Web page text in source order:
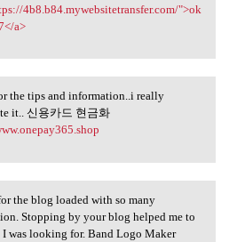
4b8.b84.mywebsitetransfer.com/">ok
a>
the tips and
the tips and information..i really
it.. 신용카드 현금화
the blog loaded
the blog loaded with so many
Stopping by your blog helped me to
I was looking for. Band Logo Maker